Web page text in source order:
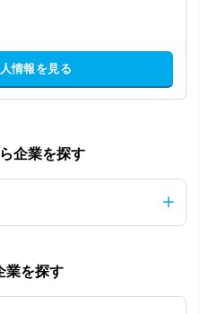
情報を見る
企業を探す
業を探す